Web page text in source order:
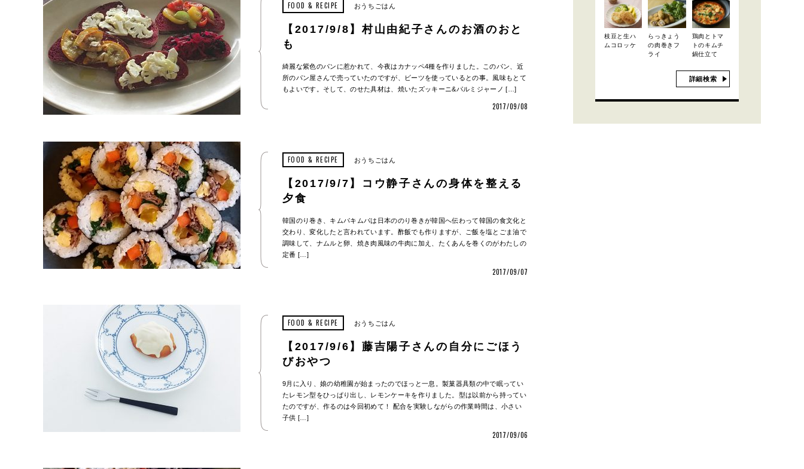
FOOD & RECIPE おうちごはん
【2017/9/8】村山由紀子さんのお酒のおと
も
綺麗な紫色のパンに惹かれて、今夜はカナッペ4種を作りました。このパン、近
所のパン屋さんで売っていたのですが、ビーツを使っているとの事。風味もとて
もよいです。そして、のせた具材は、焼いたズッキーニ&パルミジャーノ […]
2017/09/08
FOOD & RECIPE おうちごはん
【2017/9/7】コウ静子さんの身体を整える
夕食
韓国のり巻き、キムパキムパは日本ののり巻きが韓国へ伝わって韓国の食文化と
交わり、変化したと言われています。酢飯でも作りますが、ご飯を塩とごま油で
調味して、ナムルと卵、焼き肉風味の牛肉に加え、たくあんを巻くのがわたしの
定番 […]
2017/09/07
FOOD & RECIPE おうちごはん
【2017/9/6】藤吉陽子さんの自分にごほう
びおやつ
9月に入り、娘の幼稚園が始まったのでほっと一息。製菓器具類の中で眠ってい
たレモン型をひっぱり出し、レモンケーキを作りました。型は以前から持ってい
たのですが、作るのは今回初めて！ 配合を実験しながらの作業時間は、小さい
子供 […]
2017/09/06
枝豆と生ハ
ムコロッケ
らっきょう
の肉巻きフ
ライ
鶏肉とトマ
トのキムチ
鍋仕立て
詳細検索